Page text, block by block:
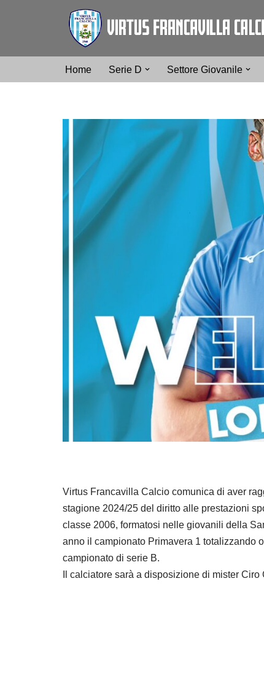
Home Serie D Settore Giovanile
Virtus Francavilla Calcio comunica di aver
stagione 2024/25 del diritto alle prestazioni
classe 2006, formatosi nelle giovanili della
anno il campionato Primavera 1 totalizzando
campionato di serie B.
Il calciatore sarà a disposizione di mister